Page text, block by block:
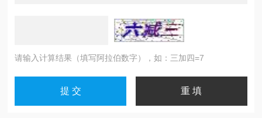
请输入计算结果（填写阿拉伯数字），如：三加四=7